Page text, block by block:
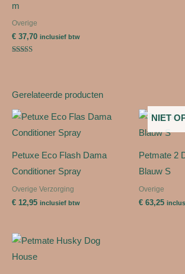
m
Overige
€ 37,70 inclusief btw
Gerelateerde producten
Petuxe Eco Flash Dama
Conditioner Spray
Overige Verzorging
€ 12,95 inclusief btw
NIET
Petmate 2
Blauw S
Overige
€ 63,25